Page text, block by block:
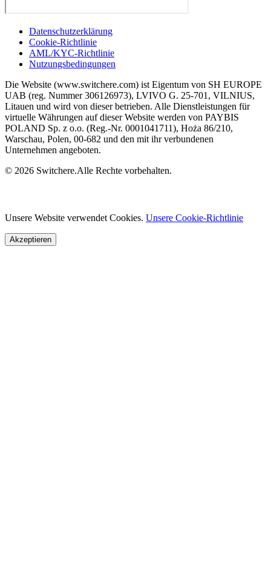
Datenschutzerklärung
Cookie-Richtlinie
AML/KYC-Richtlinie
Nutzungsbedingungen
Die Website (www.switchere.com) ist Eigentum von SH EUROPE
UAB (reg. Nummer 306126973), LVIVO G. 25-701, VILNIUS,
Litauen und wird von dieser betrieben. Alle Dienstleistungen für
virtuelle Währungen auf dieser Website werden von PAYBIS
POLAND Sp. z o.o. (Reg.-Nr. 0001041711), Hoża 86/210,
Warschau, Polen, 00-682 und den mit ihr verbundenen
Unternehmen angeboten.
© 2026 Switchere.Alle Rechte vorbehalten.
Unsere Website verwendet Cookies. Unsere Cookie-Richtlinie
Akzeptieren